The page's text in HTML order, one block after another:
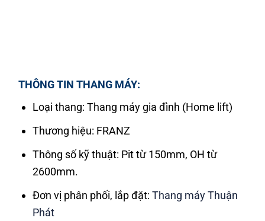
THÔNG TIN THANG MÁY:
Loại thang: Thang máy gia đình (Home lift)
Thương hiệu: FRANZ
Thông số kỹ thuật: Pit từ 150mm, OH từ
2600mm.
Đơn vị phân phối, lắp đặt:Thang máy Thuận
Phát